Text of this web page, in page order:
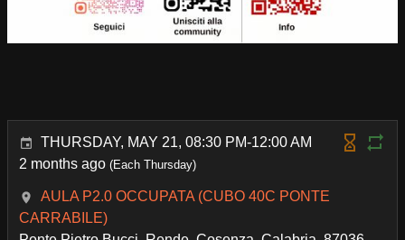
THURSDAY, MAY 21, 08:30 PM-12:00 AM
2 months ago (Each Thursday)
AULA P2.0 OCCUPATA (CUBO 40C PONTE
CARRABILE)